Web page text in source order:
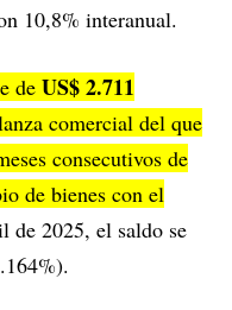
10,8% interanual.
de US$ 2.711
comercial del que
consecutivos de
de bienes con el
de 2025, el saldo se